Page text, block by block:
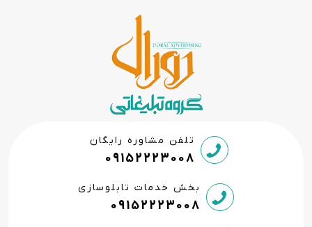
تلفن مشاوره رایگان
09152223008
بخش خدمات تابلوسازی
09152223008